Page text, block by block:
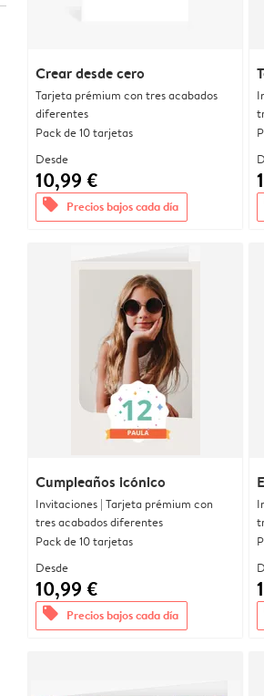
Crear desde cero
Tarjeta prémium con tres acabados
diferentes
Pack de 10 tarjetas
Desde
10,99 €
offers Precios bajos cada día
Cumpleaños icónico
Invitaciones | Tarjeta prémium con
tres acabados diferentes
Pack de 10 tarjetas
Desde
10,99 €
offers Precios bajos cada día